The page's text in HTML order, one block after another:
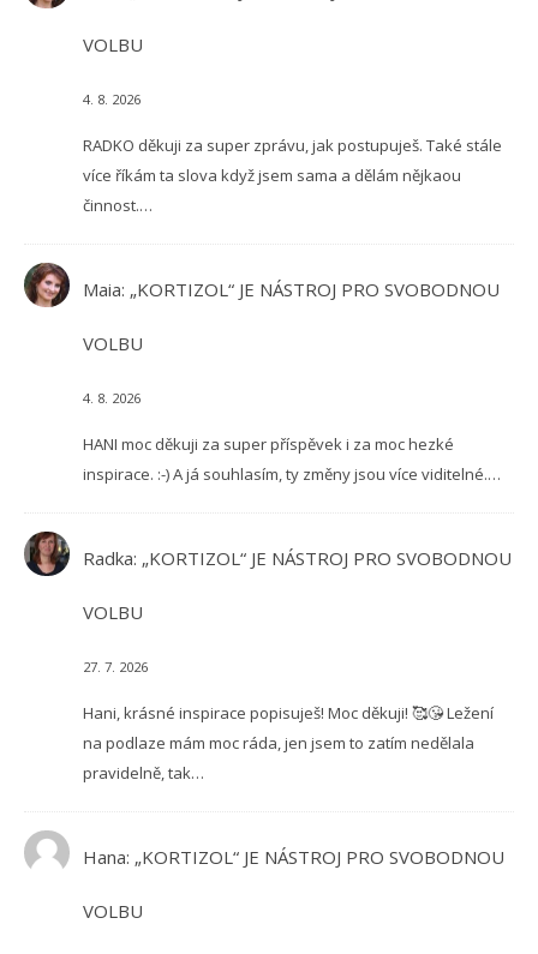
VOLBU
4. 8. 2026
RADKO děkuji za super zprávu, jak postupuješ. Také stále
více říkám ta slova když jsem sama a dělám nějkaou
činnost.…
Maia: „KORTIZOL“ JE NÁSTROJ PRO SVOBODNOU
VOLBU
4. 8. 2026
HANI moc děkuji za super příspěvek i za moc hezké
inspirace. :-) A já souhlasím, ty změny jsou více viditelné.…
Radka: „KORTIZOL“ JE NÁSTROJ PRO SVOBODNOU
VOLBU
27. 7. 2026
Hani, krásné inspirace popisuješ! Moc děkuji! 🥰😘 Ležení
na podlaze mám moc ráda, jen jsem to zatím nedělala
pravidelně, tak…
Hana: „KORTIZOL“ JE NÁSTROJ PRO SVOBODNOU
VOLBU